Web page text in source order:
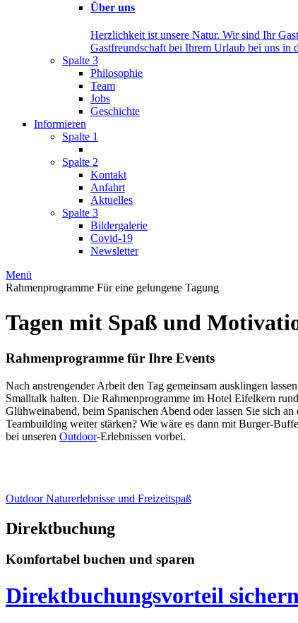
Über uns
Herzlichkeit ist unsere Natur. Wir sind Ihr
Gastfreundschaft bei Ihrem Urlaub bei uns in
Spalte 3
Philosophie
Team
Jobs
Geschichte
Informieren
Spalte 1
Spalte 2
Kontakt
Anfahrt
Aktuelles
Spalte 3
Bildergalerie
Covid-19
Newsletter
Menü
Rahmenprogramme Für eine gelungene Tagung
Tagen mit Spaß und
Rahmenprogramme für Ihre Events
Nach anstrengender Arbeit den Tag gemeinsam ausklingen
Smalltalk halten. Die Rahmenprogramme im Hotel Eifelkern
Glühweinabend, beim Spanischen Abend oder lassen Sie sich
Teambuilding weiter stärken? Wie wäre es dann mit Burger-
bei unseren Outdoor-Erlebnissen vorbei.
Outdoor Naturerlebnisse und Freizeitspaß
Direktbuchung
Komfortabel buchen und sparen
Direktbuchungsvorteil sichern